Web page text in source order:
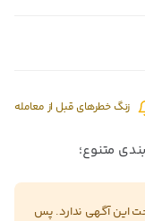
زنگ خطرهای قبل از معامله
متنوع؛
این آگهی ندارد. پس